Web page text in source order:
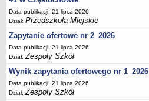
Data publikacji: 21 lipca 2026
Dział:Przedszkola Miejskie
Zapytanie ofertowe nr 2_2026
Data publikacji: 21 lipca 2026
Dział:Zespoły Szkół
Wynik zapytania ofertowego nr 1_2026
Data publikacji: 21 lipca 2026
Dział:Zespoły Szkół